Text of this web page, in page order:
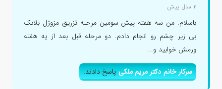
۲ سال پیش
باسلام. من سه هفته پیش سومین مرحله تزریق مزوژل بلانک
بی زیر چشم رو انجام دادم. دو مرحله قبل بعد از یه هفته
ورمش خوابید و...
سرکار خانم دکتر مریم ملکیپاسخ دادند.